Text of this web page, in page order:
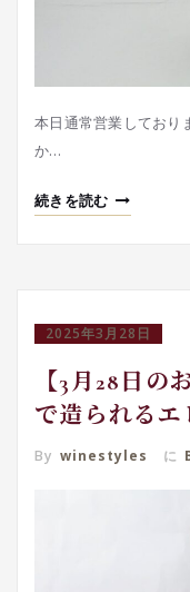
本日通常営業しており
か…
続きを読む
2025年3月28日
【3月28日の
で造られるエ
By winestyles に